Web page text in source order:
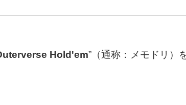
Hold'em”（通称：メモドリ）を